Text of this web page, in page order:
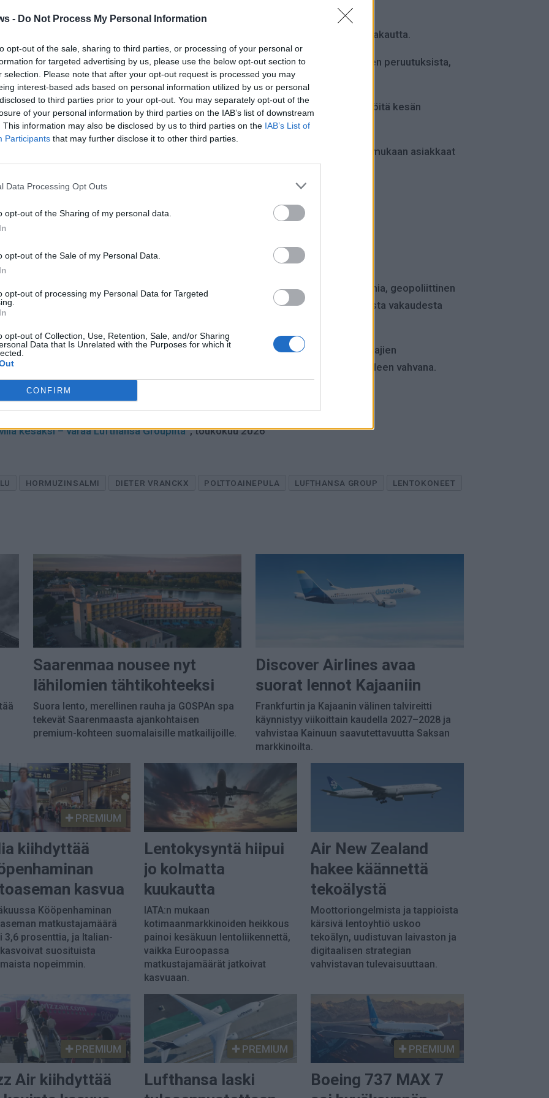
- Do Not Process My Personal Information
opt-out of the sale, sharing to third parties, or processing of your personal or
for targeted advertising by us, please use the below opt-out section to
selection. Please note that after your opt-out request is processed you may
interest-based ads based on personal information utilized by us or personal
to third parties prior to your opt-out. You may separately opt-out of the
of your personal information by third parties on the IAB’s list of downstream
This information may also be disclosed by us to third parties on the IAB’s List of
Participants that may further disclose it to other third parties.
Data Processing Opt Outs
opt-out of the Sharing of my personal data.
opt-out of the Sale of my Personal Data.
opt-out of processing my Personal Data for Targeted
opt-out of Collection, Use, Retention, Sale, and/or Sharing
Data that Is Unrelated with the Purposes for which it
CONFIRM
olevan myös matkustajien luottamuksen vahvistaminen ennen kesälomakautta.
mahdollisia toimitusongelmia, polttoaineen hinnannousua ja riskiä lentojen peruutuksista,
korostaneet, etteivät ne tällä hetkellä odota merkittäviä operatiivisia häiriöitä kesän
pidemmälle yhdistämällä tilanteen suoraan varausturvaan. Vranckxin mukaan asiakkaat
on vahva ja asiakkaat voivat luottaa meihin, hän sanoo.
lento joudutaan peruuttamaan polttoainepulan vuoksi.
nopeasti
lentoliikennemarkkina on muuttunut viime vuosien kriisien jälkeen. Pandemia, geopoliittinen
polttoainekustannukset ovat tehneet energiantoimituksista ja operatiivisesta vakaudesta
operatiivista toimintaa ja logistiikkaa, vaan yhä enemmän myös matkustajien
tilanteessa, jossa kansainvälisen matkustamisen kysyntä pysyy edelleen vahvana.
kesäksi – varaa Lufthansa Groupilta”, toukokuu 2026
HORMUZINSALMI DIETER VRANCKX POLTTOAINEPULA LUFTHANSA GROUP
LENTOKONEET
Saarenmaa nousee nyt
lähilomien tähtikohteeksi
Suora lento, merellinen rauha ja GOSPAn spa
tekevät Saarenmaasta ajankohtaisen
premium-kohteen suomalaisille matkailijoille.
Discover Airlines avaa
suorat lennot Kajaaniin
Frankfurtin ja Kajaanin välinen talvireitti
käynnistyy viikoittain kaudella 2027–2028 ja
vahvistaa Kainuun saavutettavuutta Saksan
markkinoilta.
PREMIUM
kiihdyttää
kasvua
Kööpenhaminan
matkustajamäärä
3,6 prosenttia, ja Italian-
suosituista
nopeimmin.
Lentokysyntä hiipui
jo kolmatta
kuukautta
IATA:n mukaan
kotimaanmarkkinoiden heikkous
painoi kesäkuun lentoliikennettä,
vaikka Euroopassa
matkustajamäärät jatkoivat
kasvuaan.
Air New Zealand
hakee käännettä
tekoälystä
Moottoriongelmista ja tappioista
kärsivä lentoyhtiö uskoo
tekoälyn, uudistuvan laivaston ja
digitaalisen strategian
vahvistavan tulevaisuuttaan.
PREMIUM
Air kiihdyttää
PREMIUM
Lufthansa laski
PREMIUM
Boeing 737 MAX 7